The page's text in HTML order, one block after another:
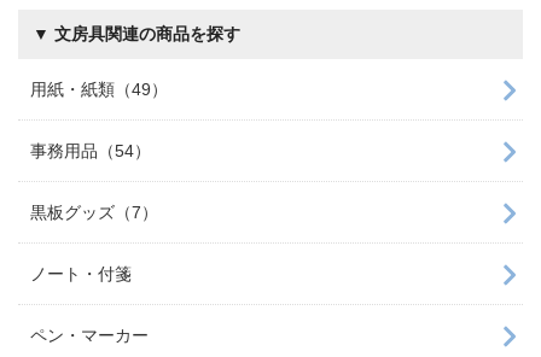
▼ 文房具関連の商品を探す
用紙・紙類（49）
事務用品（54）
黒板グッズ（7）
ノート・付箋
ペン・マーカー